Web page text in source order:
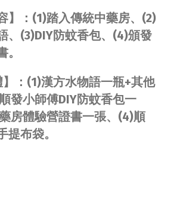
】：(1)踏入傳統中藥房、(2)
、(3)DIY防蚊香包、(4)頒發
】：(1)漢方水物語一瓶+其他
發小師傅DIY防蚊香包一
房體驗營證書一張、(4)順
提布袋。